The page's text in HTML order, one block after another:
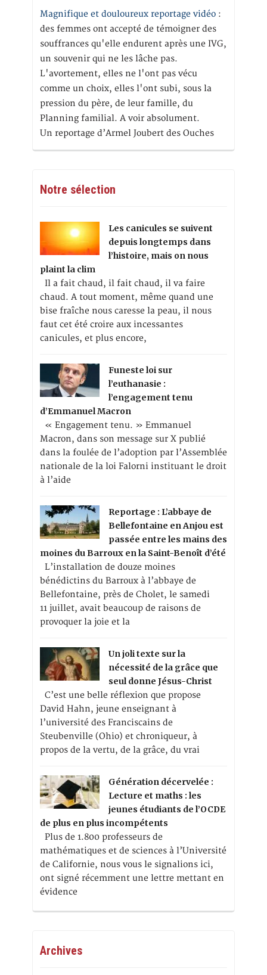
Magnifique et douloureux reportage vidéo :
des femmes ont accepté de témoigner des
souffrances qu'elle endurent après une IVG,
un souvenir qui ne les lâche pas.
L'avortement, elles ne l'ont pas vécu
comme un choix, elles l'ont subi, sous la
pression du père, de leur famille, du
Planning familial. A voir absolument.
Un reportage d’Armel Joubert des Ouches
Notre sélection
Les canicules se suivent
depuis longtemps dans
l’histoire, mais on nous
plaint la clim
Il a fait chaud, il fait chaud, il va faire
chaud. A tout moment, même quand une
bise fraîche nous caresse la peau, il nous
faut cet été croire aux incessantes
canicules, et plus encore,
Funeste loi sur
l’euthanasie :
l’engagement tenu
d’Emmanuel Macron
« Engagement tenu. » Emmanuel
Macron, dans son message sur X publié
dans la foulée de l’adoption par l’Assemblée
nationale de la loi Falorni instituant le droit
à l’aide
Reportage : L’abbaye de
Bellefontaine en Anjou est
passée entre les mains des
moines du Barroux en la Saint-Benoît d’été
L’installation de douze moines
bénédictins du Barroux à l’abbaye de
Bellefontaine, près de Cholet, le samedi
11 juillet, avait beaucoup de raisons de
provoquer la joie et la
Un joli texte sur la
nécessité de la grâce que
seul donne Jésus-Christ
C’est une belle réflexion que propose
David Hahn, jeune enseignant à
l’université des Franciscains de
Steubenville (Ohio) et chroniqueur, à
propos de la vertu, de la grâce, du vrai
Génération décervelée :
Lecture et maths : les
jeunes étudiants de l’OCDE
de plus en plus incompétents
Plus de 1.800 professeurs de
mathématiques et de sciences à l’Université
de Californie, nous vous le signalions ici,
ont signé récemment une lettre mettant en
évidence
Archives